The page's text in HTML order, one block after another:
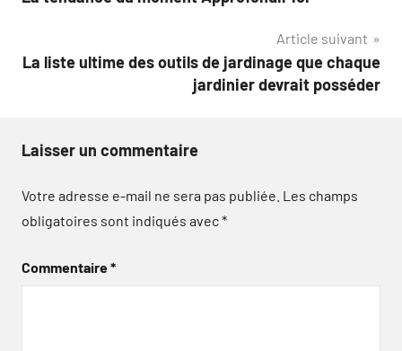
de
Article suivant
La liste ultime des outils de jardinage que chaque
jardinier devrait posséder
Laisser un commentaire
Votre adresse e-mail ne sera pas publiée. Les champs
obligatoires sont indiqués avec*
Commentaire*